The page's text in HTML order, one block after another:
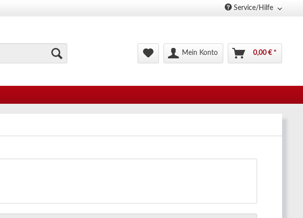
Service/Hilfe
Mein Konto 0,00 € *